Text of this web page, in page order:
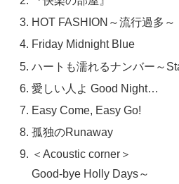
HOT FASHION～流行過多～
Friday Midnight Blue
ハートも濡れるナンバー～
愛しい人よ Good Night…
Easy Come, Easy Go!
孤独のRunaway
＜Acoustic corner＞
Good-bye Holly Days～